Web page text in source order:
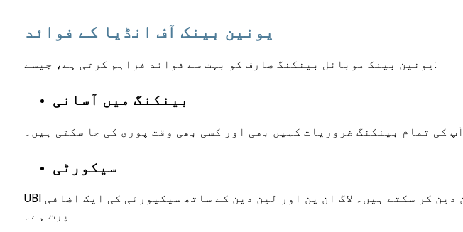
یونین بینک آف انڈیا کے فوائد
یونین بینک موبائل بینکنگ صارف کو بہت سے فوائد فراہم کرتی ہے، جیسے:
بینکنگ میں آسانی
آپ کی تمام بینکنگ ضروریات کہیں بھی اور کسی بھی وقت پوری کی جا سکتی ہیں۔
سیکورٹی
UBI موبائل بینکنگ ایپ کی مدد سے، آپ دھوکہ دہی کے مسائل کی فکر کیے بغیر آسان لین دین کر سکتے ہیں۔ لاگ ان پن اور لین دین کے ساتھ سیکیورٹی کی ایک اضافی
پرت ہے۔